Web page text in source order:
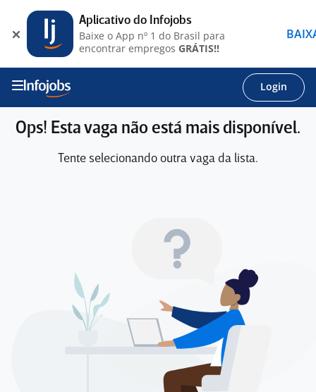
Login
Ops! Esta vaga não está mais disponível.
Tente selecionando outra vaga da lista.
Aplicativo do Infojobs
Baixe o App nº 1 do Brasil para
encontrar empregos GRÁTIS!!